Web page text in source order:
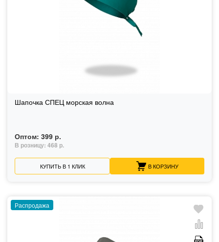
Шапочка СПЕЦ морская волна
Оптом: 399 р.
В розницу: 468 р.
КУПИТЬ В 1 КЛИК В КОРЗИНУ
Распродажа